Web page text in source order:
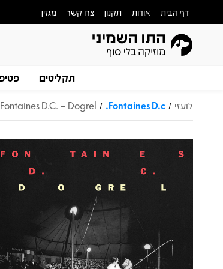
דף הבית אודות תקנון צרו קשר מגזין
תקליטים
לועזי /
Fontaines D.c.
/
Fontaines D.C. – Dogrel